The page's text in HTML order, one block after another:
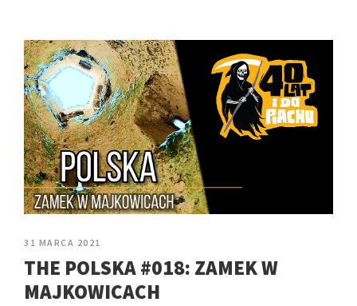
31 MARCA 2021
THE POLSKA #018: ZAMEK W
MAJKOWICACH